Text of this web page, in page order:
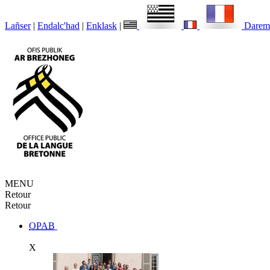
Lañser | Endalc'had | Enklask |
MENU
Retour
Retour
OPAB
X